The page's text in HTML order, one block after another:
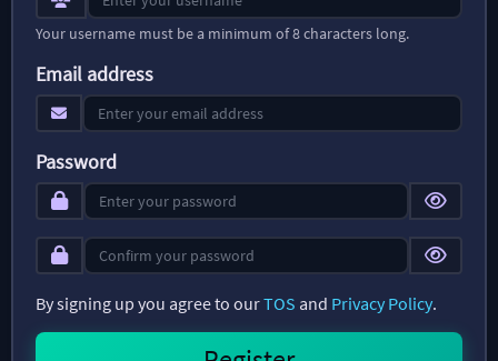
Your username must be a minimum of 8 characters long.
Email address
Password
By signing up you agree to ourTOS and Privacy Policy.